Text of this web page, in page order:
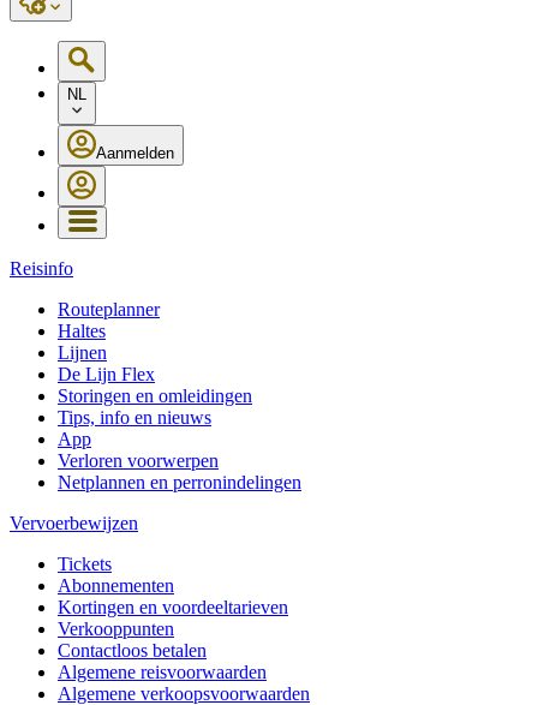
NL
Aanmelden
Reisinfo
Routeplanner
Haltes
Lijnen
De Lijn Flex
Storingen en omleidingen
Tips, info en nieuws
App
Verloren voorwerpen
Netplannen en perronindelingen
Vervoerbewijzen
Tickets
Abonnementen
Kortingen en voordeeltarieven
Verkooppunten
Contactloos betalen
Algemene reisvoorwaarden
Algemene verkoopsvoorwaarden